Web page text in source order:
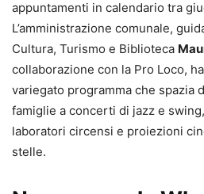
appuntamenti in calendario tra
L’amministrazione comunale,
Cultura, Turismo e Biblioteca
collaborazione con la Pro Loco,
variegato programma che spazia
famiglie a concerti di jazz e
laboratori circensi e proiezioni
stelle.